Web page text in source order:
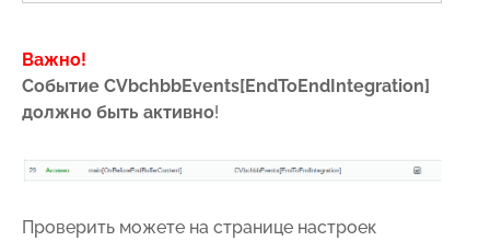
Важно!
Событие CVbchbbEvents[EndToEndIntegration]
должно быть активно!
Проверить можете на странице настроек